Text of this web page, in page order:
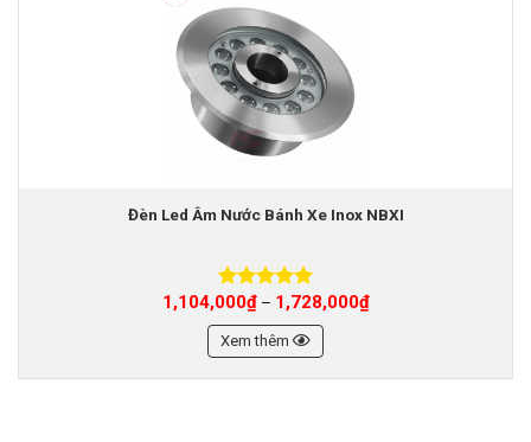
Đèn Led Âm Nước Bánh Xe Inox NBXI
Được xếp
hạng5.00
5 sao
1,104,000₫– 1,728,000₫
Xem thêm